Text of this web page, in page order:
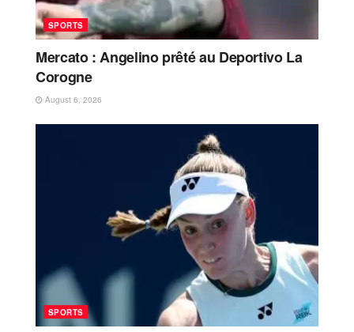
SPORTS
Mercato : Angelino prêté au Deportivo La
Corogne
August 6, 2026
SPORTS